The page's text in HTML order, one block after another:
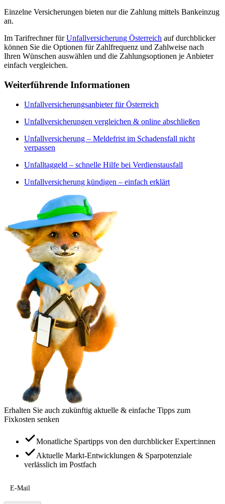
Einzelne Versicherungen bieten nur die Zahlung mittels Bankeinzug
an.
Im Tarifrechner fürUnfallversicherung Österreich auf durchblicker
können Sie die Optionen für Zahlfrequenz und Zahlweise nach
Ihren Wünschen auswählen und die Zahlungsoptionen je Anbieter
einfach vergleichen.
Weiterführende Informationen
Unfallversicherungsanbieter für Österreich
Unfallversicherungen vergleichen & online abschließen
Unfallversicherung – Meldefrist im Schadensfall nicht
verpassen
Unfalltaggeld – schnelle Hilfe bei Verdienstausfall
Unfallversicherung kündigen – einfach erklärt
Erhalten Sie auch zukünftig aktuelle & einfache Tipps zum
Fixkosten senken
Monatliche Spartipps von den durchblicker Expert:innen
Aktuelle Markt-Entwicklungen & Sparpotenziale
verlässlich im Postfach
E-Mail